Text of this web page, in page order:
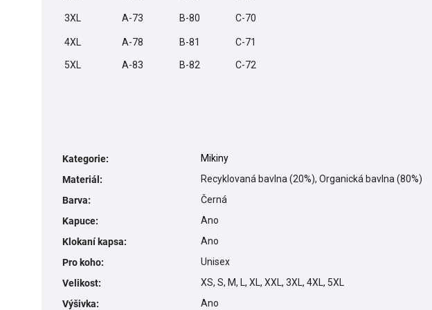
3XL A-73 B-80 C-70
4XL A-78 B-81 C-71
5XL A-83 B-82 C-72
Kategorie:
Mikiny
Materiál :
Recyklovaná bavlna (20%), Organická bavlna (80%)
Barva:
Černá
Kapuce:
Ano
Klokaní kapsa:
Ano
Pro koho:
Unisex
Velikost:
XS, S, M, L, XL, XXL, 3XL, 4XL, 5XL
Výšivka:
Ano